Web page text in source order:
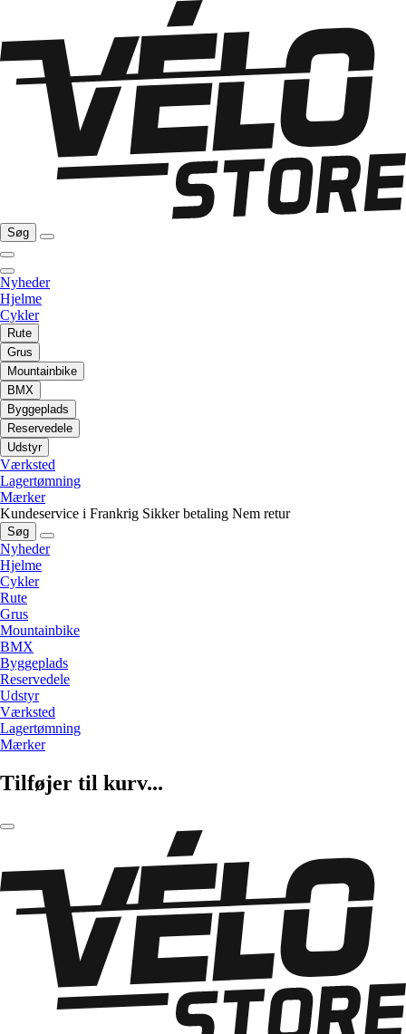
Søg
Nyheder
Hjelme
Cykler
Rute
Grus
Mountainbike
BMX
Byggeplads
Reservedele
Udstyr
Værksted
Lagertømning
Mærker
Kundeservice i Frankrig Sikker betaling Nem retur
Søg
Nyheder
Hjelme
Cykler
Rute
Grus
Mountainbike
BMX
Byggeplads
Reservedele
Udstyr
Værksted
Lagertømning
Mærker
Tilføjer til kurv...